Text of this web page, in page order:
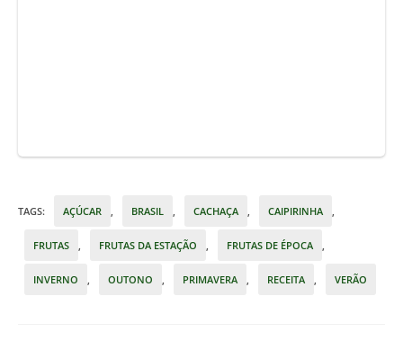
TAGS: AÇÚCAR , BRASIL , CACHAÇA , CAIPIRINHA ,
FRUTAS , FRUTAS DA ESTAÇÃO , FRUTAS DE ÉPOCA ,
INVERNO , OUTONO , PRIMAVERA , RECEITA , VERÃO